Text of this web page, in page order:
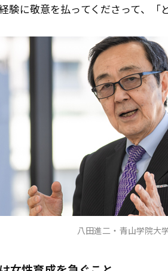
験に敬意を払ってくださって、「
八田進二・青山学院大